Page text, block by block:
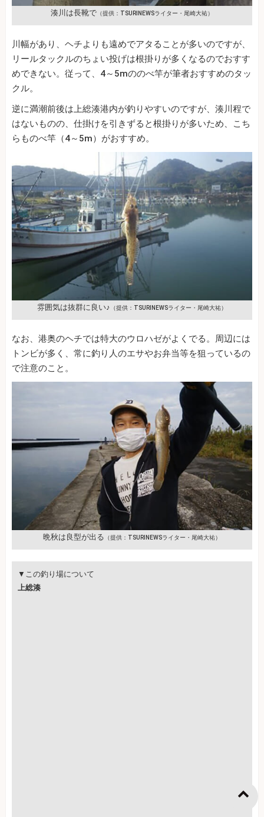
湊川は長靴で （提供：TSURINEWSライター・尾崎大祐）
川幅があり、ヘチよりも遠めでアタることが多いのですが、
リールタックルのちょい投げは根掛りが多くなるのでおすす
めできない。従って、4～5mののべ竿が筆者おすすめのタッ
クル。
逆に満潮前後は上総湊港内が釣りやすいのですが、湊川程で
はないものの、仕掛けを引きずると根掛りが多いため、こち
らものべ竿（4～5m）がおすすめ。
雰囲気は抜群に良い♪ （提供：TSURINEWSライター・尾崎大祐）
なお、港奥のヘチでは特大のウロハゼがよくでる。周辺には
トンビが多く、常に釣り人のエサやお弁当等を狙っているの
で注意のこと。
晩秋は良型が出る （提供：TSURINEWSライター・尾崎大祐）
▼この釣り場について
上総湊